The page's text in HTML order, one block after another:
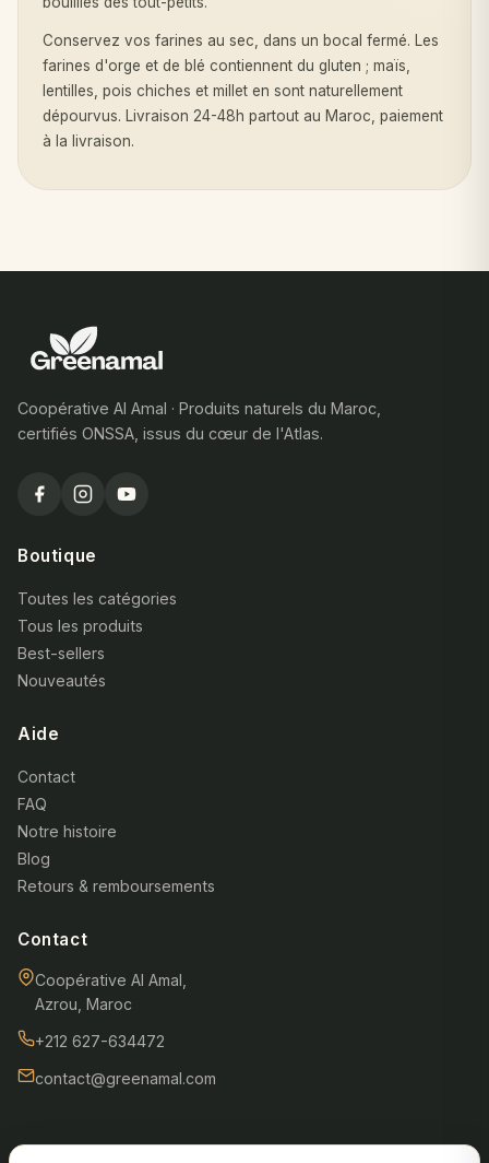
Conservez vos farines au sec, dans un bocal fermé. Les
farines d'orge et de blé contiennent du gluten ; maïs,
lentilles, pois chiches et millet en sont naturellement
dépourvus. Livraison 24-48h partout au Maroc, paiement
à la livraison.
Coopérative Al Amal · Produits naturels du Maroc,
certifiés ONSSA, issus du cœur de l'Atlas.
Boutique
Toutes les catégories
Tous les produits
Best-sellers
Nouveautés
Aide
Contact
FAQ
Notre histoire
Blog
Retours & remboursements
Contact
Coopérative Al Amal,
Azrou, Maroc
+212 627-634472
contact@greenamal.com